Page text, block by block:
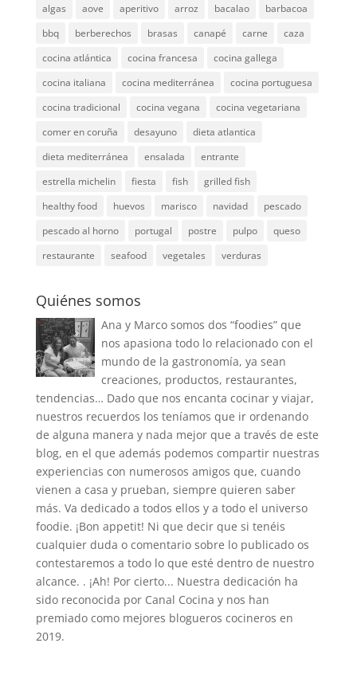
algas aove aperitivo arroz bacalao
barbacoa
bbq
berberechos brasas canapé carne
caza
cocina atlántica
cocina francesa
cocina gallega
cocina italiana
cocina mediterránea
cocina portuguesa
cocina tradicional
cocina vegana
cocina vegetariana
comer en coruña
desayuno
dieta atlantica
dieta mediterránea
ensalada
entrante
estrella michelin
fiesta fish
grilled fish
healthy food
huevos marisco navidad
pescado
pescado al horno
portugal postre pulpo
queso
restaurante
seafood vegetales verduras
Quiénes somos
Ana y Marco somos dos “foodies” que
nos apasiona todo lo relacionado con el
mundo de la gastronomía, ya sean
creaciones, productos, restaurantes,
tendencias… Dado que nos encanta cocinar y viajar,
nuestros recuerdos los teníamos que ir ordenando
de alguna manera y nada mejor que a través de este
blog, en el que además podemos compartir nuestras
experiencias con numerosos amigos que, cuando
vienen a casa y prueban, siempre quieren saber
más. Va dedicado a todos ellos y a todo el universo
foodie. ¡Bon appetit! Ni que decir que si tenéis
cualquier duda o comentario sobre lo publicado os
contestaremos a todo lo que esté dentro de nuestro
alcance. . ¡Ah! Por cierto... Nuestra dedicación ha
sido reconocida por Canal Cocina y nos han
premiado como mejores blogueros cocineros en
2019.